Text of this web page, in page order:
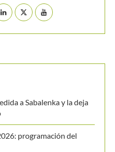
a Sabalenka y la deja
programación del